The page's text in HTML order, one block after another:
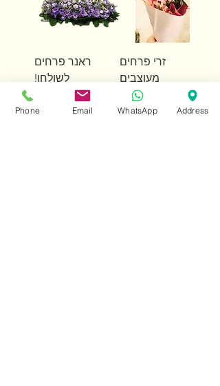
זרי פרחים
מעוצבים
מחיר
ראנר פרחים
לשולחן!
Phone Email WhatsApp Address